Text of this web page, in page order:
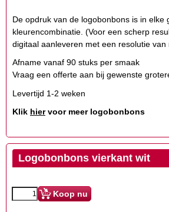
De opdruk van de logobonbons is in elke
kleurencombinatie. (Voor een scherp
digitaal aanleveren met een resolutie van
Afname vanaf 90 stuks per smaak
Vraag een offerte aan bij gewenste
Levertijd 1-2 weken
Klik hiervoor meer logobonbons
Logobonbons vierkant wit
Koop nu